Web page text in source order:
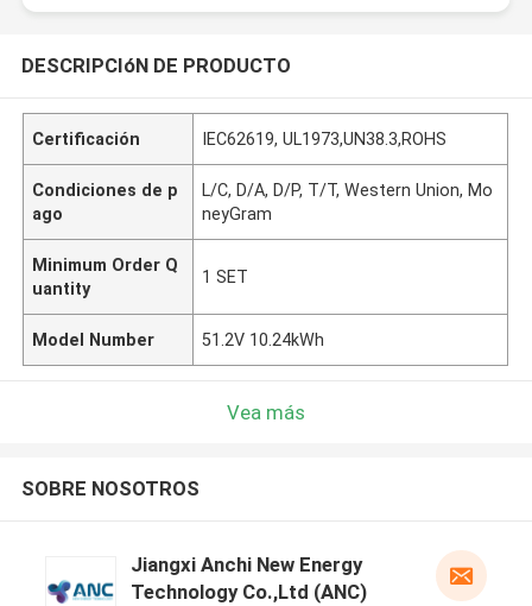
DESCRIPCIóN DE PRODUCTO
Certificación IEC62619, UL1973,UN38.3,ROHS
Condiciones de p
ago
L/C, D/A, D/P, T/T, Western Union, Mo
neyGram
Minimum Order Q
uantity
1 SET
Model Number 51.2V 10.24kWh
Vea más
SOBRE NOSOTROS
Jiangxi Anchi New Energy
Technology Co.,Ltd (ANC)